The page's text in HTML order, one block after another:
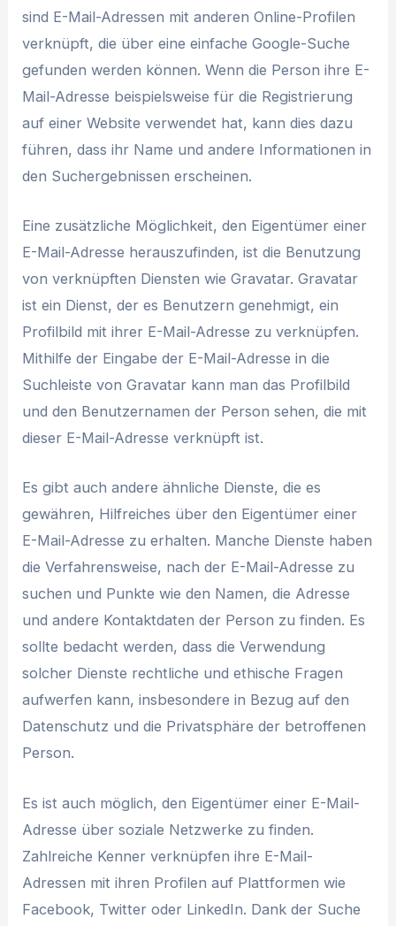
sind E-Mail-Adressen mit anderen Online-Profilen
verknüpft, die über eine einfache Google-Suche
gefunden werden können. Wenn die Person ihre E-
Mail-Adresse beispielsweise für die Registrierung
auf einer Website verwendet hat, kann dies dazu
führen, dass ihr Name und andere Informationen in
den Suchergebnissen erscheinen.
Eine zusätzliche Möglichkeit, den Eigentümer einer
E-Mail-Adresse herauszufinden, ist die Benutzung
von verknüpften Diensten wie Gravatar. Gravatar
ist ein Dienst, der es Benutzern genehmigt, ein
Profilbild mit ihrer E-Mail-Adresse zu verknüpfen.
Mithilfe der Eingabe der E-Mail-Adresse in die
Suchleiste von Gravatar kann man das Profilbild
und den Benutzernamen der Person sehen, die mit
dieser E-Mail-Adresse verknüpft ist.
Es gibt auch andere ähnliche Dienste, die es
gewähren, Hilfreiches über den Eigentümer einer
E-Mail-Adresse zu erhalten. Manche Dienste haben
die Verfahrensweise, nach der E-Mail-Adresse zu
suchen und Punkte wie den Namen, die Adresse
und andere Kontaktdaten der Person zu finden. Es
sollte bedacht werden, dass die Verwendung
solcher Dienste rechtliche und ethische Fragen
aufwerfen kann, insbesondere in Bezug auf den
Datenschutz und die Privatsphäre der betroffenen
Person.
Es ist auch möglich, den Eigentümer einer E-Mail-
Adresse über soziale Netzwerke zu finden.
Zahlreiche Kenner verknüpfen ihre E-Mail-
Adressen mit ihren Profilen auf Plattformen wie
Facebook, Twitter oder LinkedIn. Dank der Suche